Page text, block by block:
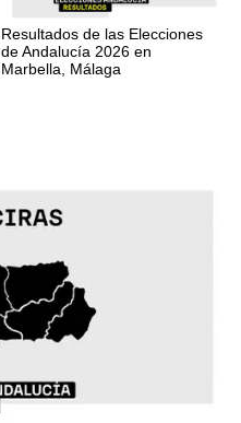
Resultados de las Elecciones
de Andalucía 2026 en
Marbella, Málaga